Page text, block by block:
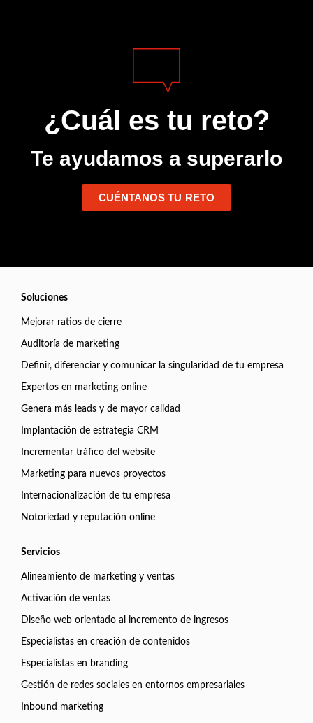
¿Cuál es tu reto?
Te ayudamos a superarlo
CUÉNTANOS TU RETO
Soluciones
Mejorar ratios de cierre
Auditoría de marketing
Definir, diferenciar y comunicar la singularidad de tu empresa
Expertos en marketing online
Genera más leads y de mayor calidad
Implantación de estrategia CRM
Incrementar tráfico del website
Marketing para nuevos proyectos
Internacionalización de tu empresa
Notoriedad y reputación online
Servicios
Alineamiento de marketing y ventas
Activación de ventas
Diseño web orientado al incremento de ingresos
Especialistas en creación de contenidos
Especialistas en branding
Gestión de redes sociales en entornos empresariales
Inbound marketing